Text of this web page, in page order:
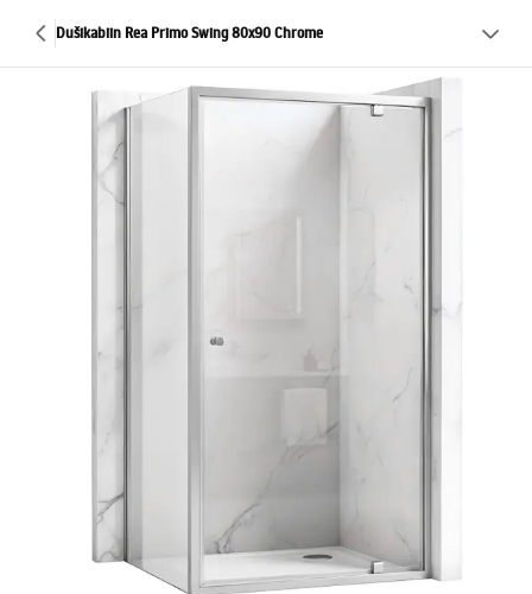
Dušikabiin Rea Primo Swing 80x90 Chrome